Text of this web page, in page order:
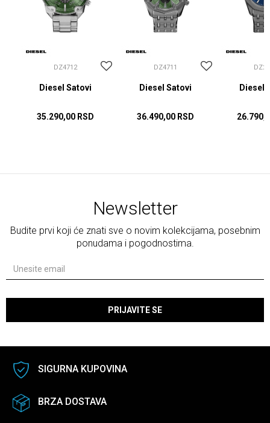
DZ4712
Diesel Satovi
35.290,00 RSD
DZ4711
Diesel Satovi
36.490,00 RSD
Diesel
Newsletter
Budite prvi koji će znati sve o novim kolekcijama, posebnim
ponudama i pogodnostima.
PRIJAVITE SE
SIGURNA KUPOVINA
BRZA DOSTAVA